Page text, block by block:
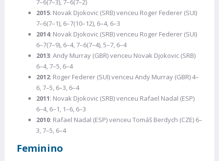
7–6(7–3), 7–6(7–2)
2015: Novak Djokovic (SRB) venceu Roger Federer (SUI)
7–6(7–1), 6–7(10–12), 6–4, 6–3
2014: Novak Djokovic (SRB) venceu Roger Federer (SUI)
6–7(7–9), 6–4, 7–6(7–4), 5–7, 6–4
2013: Andy Murray (GBR) venceu Novak Djokovic (SRB)
6–4, 7–5, 6–4
2012: Roger Federer (SUI) venceu Andy Murray (GBR) 4–
6, 7–5, 6–3, 6–4
2011: Novak Djokovic (SRB) venceu Rafael Nadal (ESP)
6–4, 6–1, 1–6, 6–3
2010: Rafael Nadal (ESP) venceu Tomáš Berdych (CZE) 6–
3, 7–5, 6–4
Feminino